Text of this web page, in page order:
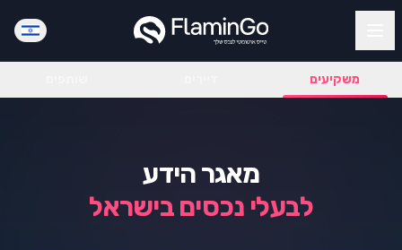
משקיעים
מאגר הידע
לבעלי נכסים בישראל